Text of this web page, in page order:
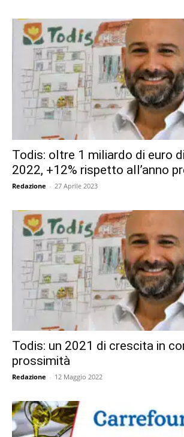
Todis: oltre 1 miliardo di euro
2022, +12% rispetto all’anno
Redazione - 27 Aprile 2023
Todis: un 2021 di crescita in
prossimità
Redazione - 12 Maggio 2022